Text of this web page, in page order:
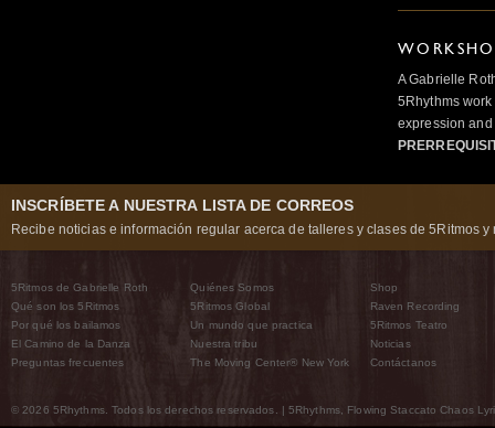
A Gabrielle
5Rhythms
expression
INSCRÍBETE A NUESTRA LISTA DE CORREOS
Recibe noticias e información regular acerca de talleres y clases de 5Ritmos y
5Ritmos de Gabrielle Roth
Qué son los 5Ritmos
Por qué los bailamos
El Camino de la Danza
Preguntas frecuentes
Quiénes Somos
5Ritmos Global
Un mundo que practica
Nuestra tribu
The Moving Center® New York
Shop
Raven Recording
5Ritmos Teatro
Noticias
Contáctanos
© 2026 5Rhythms. Todos los derechos reservados. | 5Rhythms, Flowing Staccato Chaos